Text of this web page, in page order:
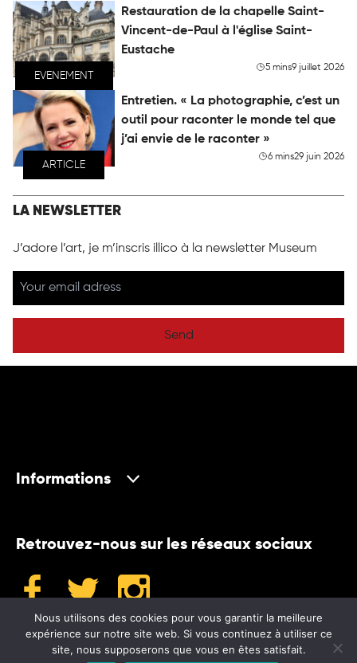
EVENEMENT
Restauration de la chapelle Saint-
Vincent-de-Paul à l'église Saint-
Eustache
5 mins9 juillet 2026
ARTICLE
Entretien. « La photographie, c’est un
outil pour raconter le monde tel que
j’ai envie de le raconter »
6 mins29 juin 2026
LA NEWSLETTER
J’adore l’art, je m’inscris illico à la newsletter Museum
Send
Informations
Retrouvez-nous sur les réseaux sociaux
Nous utilisons des cookies pour vous garantir la meilleure
expérience sur notre site web. Si vous continuez à utiliser ce
site, nous supposerons que vous en êtes satisfait.